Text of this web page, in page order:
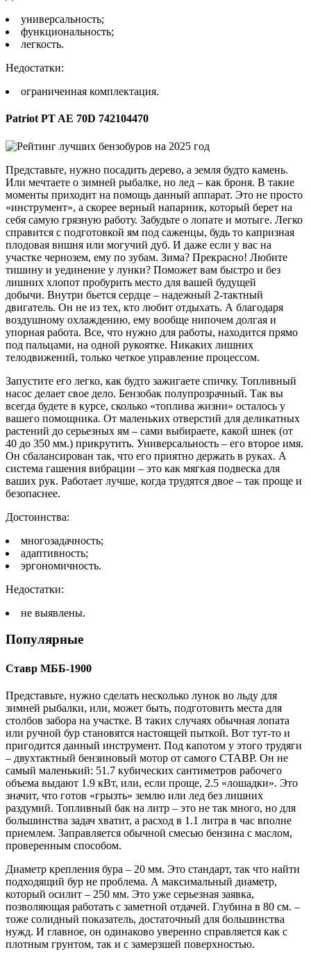
универсальность;
функциональность;
легкость.
Недостатки:
ограниченная комплектация.
Patriot PT AE 70D 742104470
Представьте, нужно посадить дерево, а земля будто камень.
Или мечтаете о зимней рыбалке, но лед – как броня. В такие
моменты приходит на помощь данный аппарат. Это не просто
«инструмент», а скорее верный напарник, который берет на
себя самую грязную работу. Забудьте о лопате и мотыге. Легко
справится с подготовкой ям под саженцы, будь то капризная
плодовая вишня или могучий дуб. И даже если у вас на
участке чернозем, ему по зубам. Зима? Прекрасно! Любите
тишину и уединение у лунки? Поможет вам быстро и без
лишних хлопот пробурить место для вашей будущей
добычи. Внутри бьется сердце – надежный 2-тактный
двигатель. Он не из тех, кто любит отдыхать. А благодаря
воздушному охлаждению, ему вообще нипочем долгая и
упорная работа. Все, что нужно для работы, находится прямо
под пальцами, на одной рукоятке. Никаких лишних
телодвижений, только четкое управление процессом.
Запустите его легко, как будто зажигаете спичку. Топливный
насос делает свое дело. Бензобак полупрозрачный. Так вы
всегда будете в курсе, сколько «топлива жизни» осталось у
вашего помощника. От маленьких отверстий для деликатных
растений до серьезных ям – сами выбираете, какой шнек (от
40 до 350 мм.) прикрутить. Универсальность – его второе имя.
Он сбалансирован так, что его приятно держать в руках. А
система гашения вибрации – это как мягкая подвеска для
ваших рук. Работает лучше, когда трудятся двое – так проще и
безопаснее.
Достоинства:
многозадачность;
адаптивность;
эргономичность.
Недостатки:
не выявлены.
Популярные
Ставр МББ-1900
Представьте, нужно сделать несколько лунок во льду для
зимней рыбалки, или, может быть, подготовить места для
столбов забора на участке. В таких случаях обычная лопата
или ручной бур становятся настоящей пыткой. Вот тут-то и
пригодится данный инструмент. Под капотом у этого трудяги
– двухтактный бензиновый мотор от самого СТАВР. Он не
самый маленький: 51.7 кубических сантиметров рабочего
объема выдают 1.9 кВт, или, если проще, 2.5 «лошадки». Это
значит, что готов «грызть» землю или лед без лишних
раздумий. Топливный бак на литр – это не так много, но для
большинства задач хватит, а расход в 1.1 литра в час вполне
приемлем. Заправляется обычной смесью бензина с маслом,
проверенным способом.
Диаметр крепления бура – 20 мм. Это стандарт, так что найти
подходящий бур не проблема. А максимальный диаметр,
который осилит – 250 мм. Это уже серьезная заявка,
позволяющая работать с заметной отдачей. Глубина в 80 см. –
тоже солидный показатель, достаточный для большинства
нужд. И главное, он одинаково уверенно справляется как с
плотным грунтом, так и с замерзшей поверхностью.